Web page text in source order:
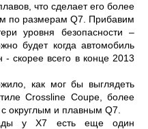
что сделает его более
по размерам Q7. Прибавим
уровня безопасности –
будет когда автомобиль
скорее всего в конце 2013
как мог бы выглядеть
Crossline Coupe, более
округлым и плавным Q7.
у X7 есть еще один